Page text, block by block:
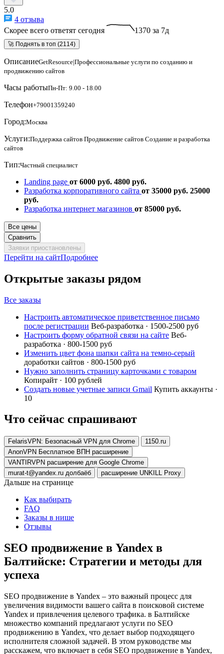
5.0
4 отзыва
Скорее всего ответят сегодня
1370 за 7д
🚀 Поднять в топ (2114)
ОписаниеGetResource|Профессиональные услуги по созданию и
продвижению сайтов
Часы работыПн-Пт: 9.00 - 18.00
Телефон+79001359240
Город:Москва
Услуги:Поддержка сайтов Продвижение сайтов Создание и разработка
сайтов
Тип:Частный специалист
Landing page от 6000 руб. 4800 руб.
Разработка корпоративного сайта от 35000 руб. 25000
руб.
Разработка интернет магазинов от 85000 руб.
Все цены
Сравнить
Заявки приостановлены
Перейти на сайтПодробнее
Открытые заказы рядом
Все заказы
Настроить автоматическое приветственное письмо
после регистрации Веб-разработка · 1500-2500 руб
Настроить форму обратной связи на сайте Веб-
разработка · 800-1500 руб
Изменить цвет фона шапки сайта на темно-серый
доработки сайтов · 800-1500 руб
Нужно заполнить страницу карточками с товаром
Копирайт · 100 рублей
Создать новые учетные записи Gmail Купить аккаунты ·
10
Что сейчас спрашивают
FelarisVPN: Безопасный VPN для Chrome
1150.ru
AnonVPN Бесплатное ВПН расширение
VANTIRVPN расширение для Google Chrome
murat-t@yandex.ru долбаёб
расширение UNKILL Proxy
Дальше на странице
Как выбирать
FAQ
Заказы в нише
Отзывы
SEO продвижение в Yandex в
Балтийске: Стратегии и методы для
успеха
SEO продвижение в Yandex – это важный процесс для
увеличения видимости вашего сайта в поисковой системе
Yandex и привлечения целевого трафика. в Балтийске
множество компаний предлагают услуги по SEO
продвижению в Yandex, что делает выбор подходящего
исполнителя сложной задачей. В этом руководстве мы
расскажем, что включает в себя SEO продвижение в Yandex,